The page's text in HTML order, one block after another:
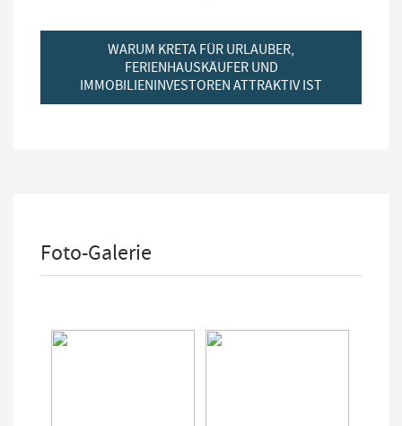
WARUM KRETA FÜR URLAUBER,
FERIENHAUSKÄUFER UND
IMMOBILIENINVESTOREN ATTRAKTIV IST
Foto-Galerie